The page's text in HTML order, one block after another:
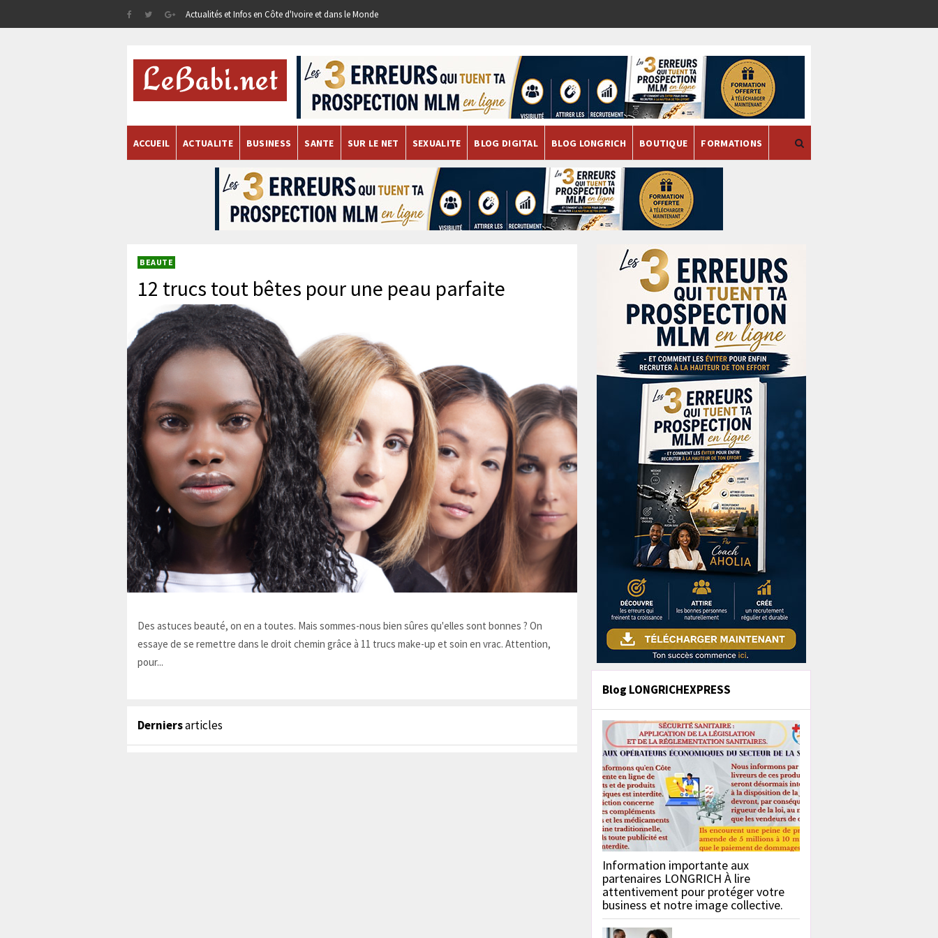
Actualités et Infos en Côte d'Ivoire et dans le Monde
ACCUEIL ACTUALITE BUSINESS SANTE SUR LE NET SEXUALITE BLOG DIGITAL BLOG LONGRICH BOUTIQUE FORMATIONS
BEAUTE
12 trucs tout bêtes pour une peau parfaite
Des astuces beauté, on en a toutes. Mais sommes-nous bien sûres qu'elles sont bonnes ? On
essaye de se remettre dans le droit chemin grâce à 11 trucs make-up et soin en vrac. Attention,
pour...
Derniersarticles
Blog LONGRICHEXPRESS
Information importante aux
partenaires LONGRICH À lire
attentivement pour protéger votre
business et notre image collective.